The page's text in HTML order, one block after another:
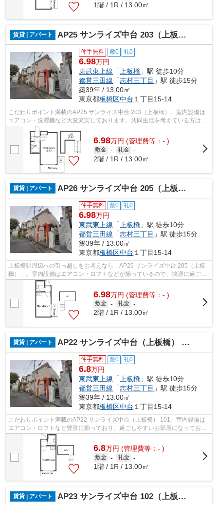
1階 / 1R / 13.00㎡
賃貸 | アパート AP25 サンライズ中台 203（上板橋）
仲手無料 敷0 礼0
6.98万円
東武東上線 「 上板橋 」駅 徒歩10分
都営三田線 「志村三丁目 」駅 徒歩15分
築39年 / 13.00㎡
東京都板橋区中台 １丁目15-14
こだわりポイント満載のAP25 サンライズ中台 203（上板橋）。室内設備は
エアコン・洗濯機など大変充実しております。共同生活を考えている方は2
人での入居が可能なこちらの物件がおす...
6.98万円 (管理費等：- )
敷金 - 礼金 -
2階 / 1R / 13.00㎡
賃貸 | アパート AP26 サンライズ中台 205（上板橋）
仲手無料 敷0 礼0
6.98万円
東武東上線 「上板橋 」駅 徒歩10分
都営三田線 「志村三丁目 」駅 徒歩15分
築39年 / 13.00㎡
東京都板橋区中台 １丁目15-14
上板橋駅周辺への引っ越しをお考えなら「AP26 サンライズ中台 205（上板
橋）」。室内設備はエアコン・ロフトなどが揃っているので、快適に過ごし
やすいお部屋になります。転居先に住み...
6.98万円 (管理費等：- )
敷金 - 礼金 -
2階 / 1R / 13.00㎡
賃貸 | アパート AP22 サンライズ中台（上板橋） 101
仲手無料 敷0 礼0
6.8万円
東武東上線 「 上板橋 」駅 徒歩10分
都営三田線 「志村三丁目 」駅 徒歩15分
築39年 / 13.00㎡
東京都板橋区中台 １丁目15-14
こだわりポイント満載のAP22 サンライズ中台（上板橋） 101。室内設備は
エアコン・ロフトなど豊富に揃っており、過ごしやすいお部屋になっており
ます。敷金不要物件は入居時に払うお金...
6.8万円 (管理費等：- )
敷金 - 礼金 -
1階 / 1R / 13.00㎡
賃貸 | アパート AP23 サンライズ中台 102（上板橋）